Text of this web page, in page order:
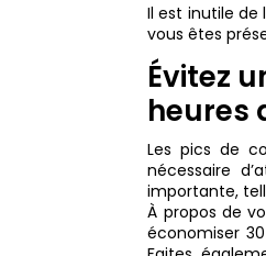
Il est inutile de
vous êtes
Évitez
heures
Les pics de
nécessaire
importante,
À propos de
économiser